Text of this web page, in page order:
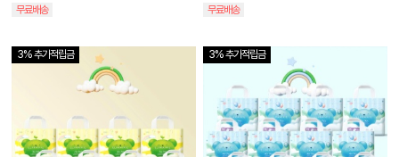
무료배송 무료배송
3% 추가적립금
상
세
3% 추가적립금